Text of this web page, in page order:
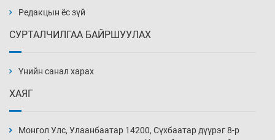
3 цаг 16 мин
хэмжээг шинэчлэн тогтоох нь
4 цаг 16 мин
Редакцын ёс зүй
СУРТАЛЧИЛГАА БАЙРШУУЛАХ
Үнийн санал харах
ХАЯГ
Монгол Улс, Улаанбаатар 14200, Сүхбаатар дүүрэг 8-р